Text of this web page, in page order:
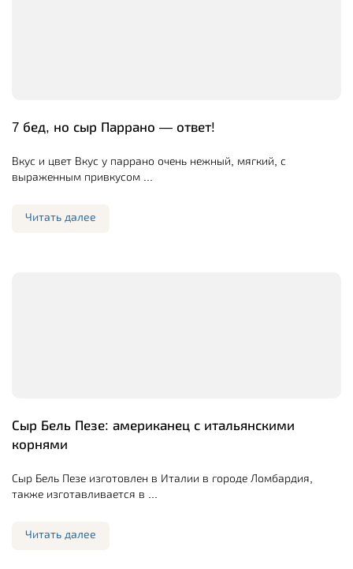
7 бед, но сыр Паррано — ответ!
Вкус и цвет Вкус у паррано очень нежный, мягкий, с
выраженным привкусом ...
Читать далее
Сыр Бель Пезе: американец с итальянскими
корнями
Сыр Бель Пезе изготовлен в Италии в городе Ломбардия,
также изготавливается в ...
Читать далее